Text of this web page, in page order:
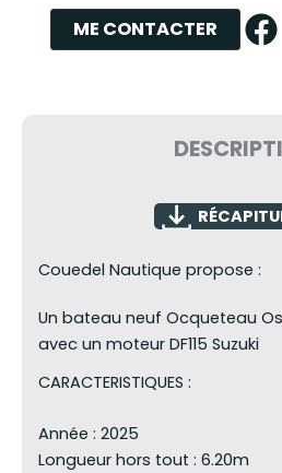
ME CONTACTER
Couedel Nautique propose :
Un bateau neuf Ocqueteau
avec un moteur DF115 Suzuki
CARACTERISTIQUES :
Année : 2025
Longueur hors tout : 6.20m